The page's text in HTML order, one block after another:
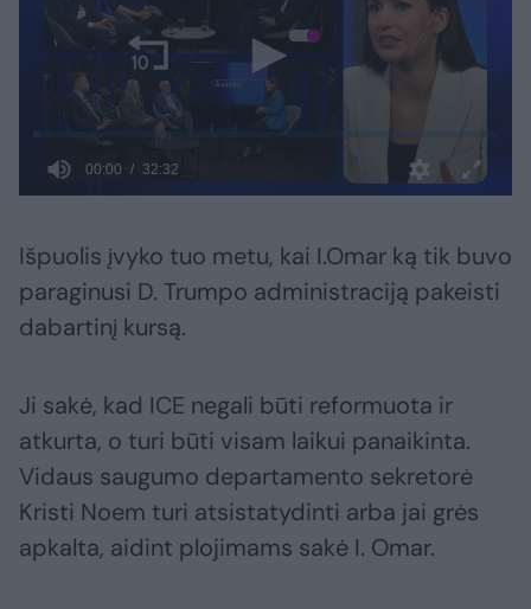
Išpuolis įvyko tuo metu, kai I.Omar ką tik buvo
paraginusi D. Trumpo administraciją pakeisti
dabartinį kursą.
Ji sakė, kad ICE negali būti reformuota ir
atkurta, o turi būti visam laikui panaikinta.
Vidaus saugumo departamento sekretorė
Kristi Noem turi atsistatydinti arba jai grės
apkalta, aidint plojimams sakė I. Omar.